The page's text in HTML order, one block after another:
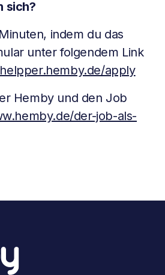
sich?
indem du das
unter folgendem Link
apply
Hemby und den Job
der-job-als-